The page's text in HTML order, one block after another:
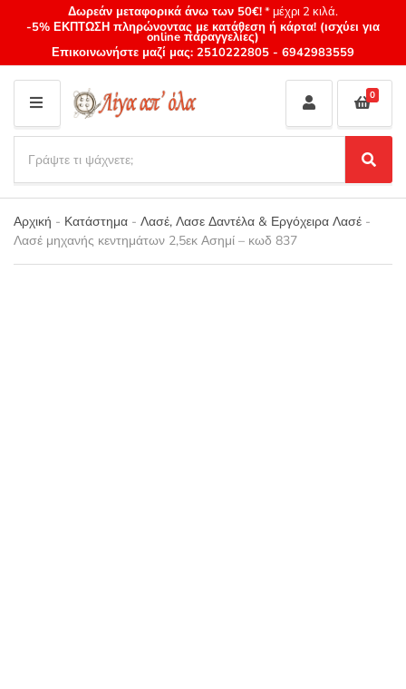
Δωρεάν μεταφορικά άνω των 50€!* μέχρι 2 κιλά.
-5% ΕΚΠΤΩΣΗ πληρώνοντας με κατάθεση ή κάρτα! (ισχύει για
online παραγγελίες)
Επικοινωνήστε μαζί μας: 2510222805 - 6942983559
M
E
N
U
Category
name
a
r
c
h
p
S
e
a
r
0
Αρχική - Κατάστημα - Λασέ, Λασε Δαντέλα & Εργόχειρα Λασέ -
Λασέ μηχανής κεντημάτων 2,5εκ Ασημί – κωδ 837